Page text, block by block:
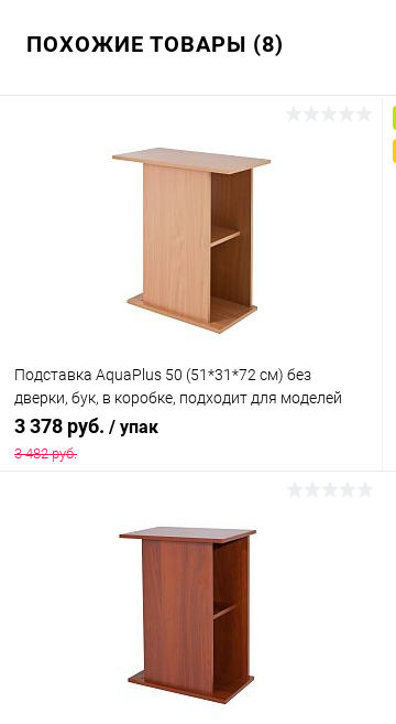
ПОХОЖИЕ ТОВАРЫ (8)
Подставка AquaPlus 50 (51*31*72 см) без
дверки, бук, в коробке, подходит для моделей
аквариумов STD П60
3 378 руб. / упак
3 482 руб.
Под заказ